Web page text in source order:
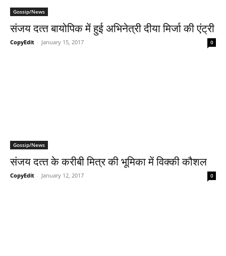
Gossip/News
संजय दत्‍त बायोपिक में हुई अभिनेत्री दीया मिर्जा की एंट्री
CopyEdit - January 15, 2017 0
Gossip/News
संजय दत्‍त के करीबी मित्र की भूमिका में विक्‍की कौशल
CopyEdit - January 12, 2017 0